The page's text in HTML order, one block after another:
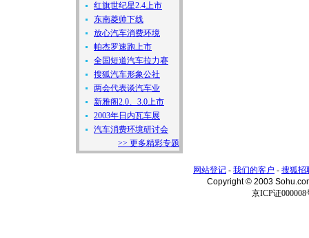
红旗世纪星2.4上市
东南菱帅下线
放心汽车消费环境
帕杰罗速跑上市
全国短道汽车拉力赛
搜狐汽车形象公社
两会代表谈汽车业
新雅阁2.0、3.0上市
2003年日内瓦车展
汽车消费环境研讨会
>> 更多精彩专题
网站登记 - 我们的客户 - 搜狐招
Copyright © 2003
京ICP证